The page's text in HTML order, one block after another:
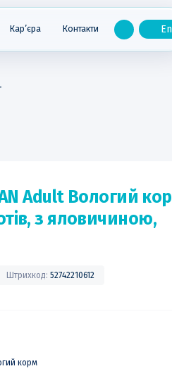
Кар’єра Контакти
Adult Вологий
з яловичиною,
Штрихкод: 52742210612
корм